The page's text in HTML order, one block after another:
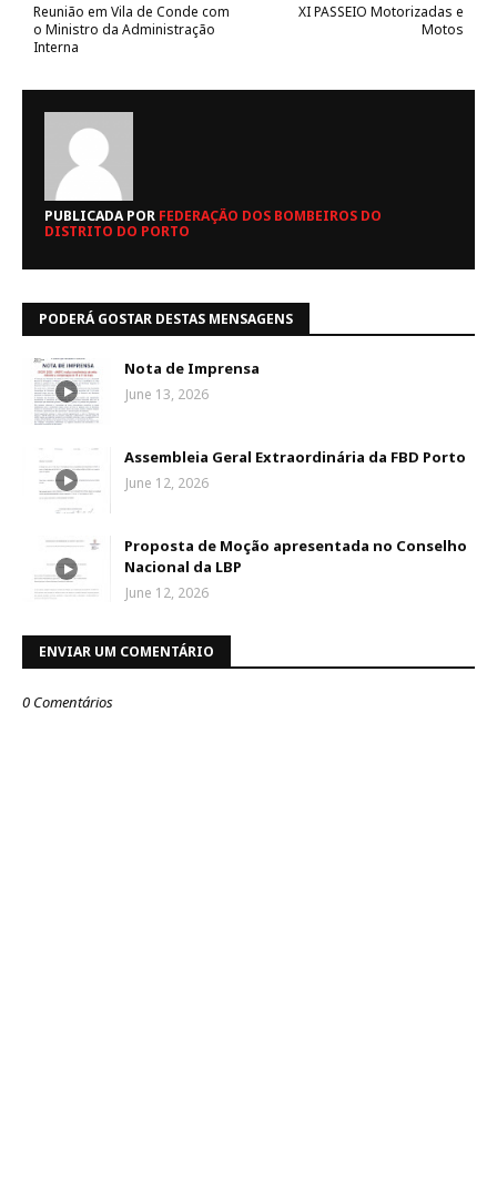
XI PASSEIO Motorizadas e
Motos
Reunião em Vila de Conde com
o Ministro da Administração
Interna
PUBLICADA POR FEDERAÇÃO DOS BOMBEIROS DO
DISTRITO DO PORTO
PODERÁ GOSTAR DESTAS MENSAGENS
Nota de Imprensa
June 13, 2026
Assembleia Geral Extraordinária da FBD Porto
June 12, 2026
Proposta de Moção apresentada no Conselho
Nacional da LBP
June 12, 2026
ENVIAR UM COMENTÁRIO
0 Comentários